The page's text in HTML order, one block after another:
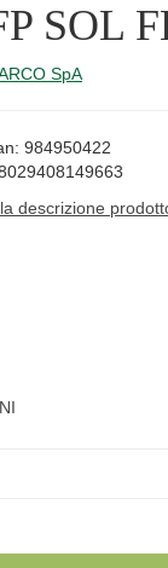
SOL
SpA
984950422
descrizione